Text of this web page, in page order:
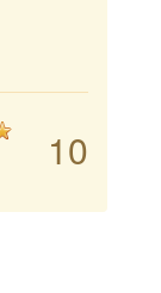
10